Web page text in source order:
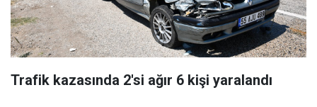
Trafik kazasında 2'si ağır 6 kişi yaralandı